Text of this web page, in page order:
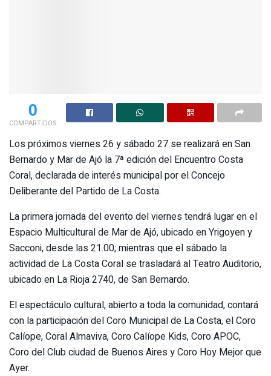
0
COMPARTIDOS
Los próximos viernes 26 y sábado 27 se realizará en San
Bernardo y Mar de Ajó la 7ª edición del Encuentro Costa
Coral, declarada de interés municipal por el Concejo
Deliberante del Partido de La Costa.
La primera jornada del evento del viernes tendrá lugar en el
Espacio Multicultural de Mar de Ajó, ubicado en Yrigoyen y
Sacconi, desde las 21.00; mientras que el sábado la
actividad de La Costa Coral se trasladará al Teatro Auditorio,
ubicado en La Rioja 2740, de San Bernardo.
El espectáculo cultural, abierto a toda la comunidad, contará
con la participación del Coro Municipal de La Costa, el Coro
Calíope, Coral Almaviva, Coro Calíope Kids, Coro APOC,
Coro del Club ciudad de Buenos Aires y Coro Hoy Mejor que
Ayer.